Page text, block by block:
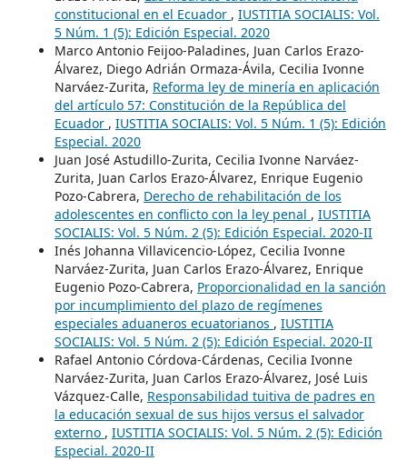
constitucional en el Ecuador , IUSTITIA SOCIALIS: Vol.
5 Núm. 1 (5): Edición Especial. 2020
Marco Antonio Feijoo-Paladines, Juan Carlos Erazo-
Álvarez, Diego Adrián Ormaza-Ávila, Cecilia Ivonne
Narváez-Zurita, Reforma ley de minería en aplicación
del artículo 57: Constitución de la República del
Ecuador , IUSTITIA SOCIALIS: Vol. 5 Núm. 1 (5): Edición
Especial. 2020
Juan José Astudillo-Zurita, Cecilia Ivonne Narváez-
Zurita, Juan Carlos Erazo-Álvarez, Enrique Eugenio
Pozo-Cabrera, Derecho de rehabilitación de los
adolescentes en conflicto con la ley penal , IUSTITIA
SOCIALIS: Vol. 5 Núm. 2 (5): Edición Especial. 2020-II
Inés Johanna Villavicencio-López, Cecilia Ivonne
Narváez-Zurita, Juan Carlos Erazo-Álvarez, Enrique
Eugenio Pozo-Cabrera, Proporcionalidad en la sanción
por incumplimiento del plazo de regímenes
especiales aduaneros ecuatorianos , IUSTITIA
SOCIALIS: Vol. 5 Núm. 2 (5): Edición Especial. 2020-II
Rafael Antonio Córdova-Cárdenas, Cecilia Ivonne
Narváez-Zurita, Juan Carlos Erazo-Álvarez, José Luis
Vázquez-Calle, Responsabilidad tuitiva de padres en
la educación sexual de sus hijos versus el salvador
externo , IUSTITIA SOCIALIS: Vol. 5 Núm. 2 (5): Edición
Especial. 2020-II